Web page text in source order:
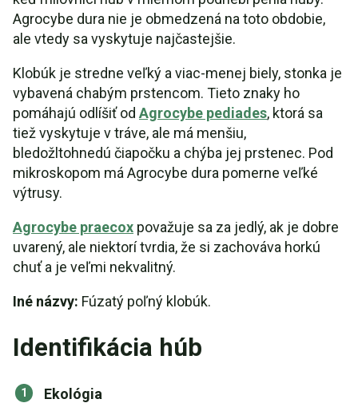
Agrocybe dura nie je obmedzená na toto obdobie,
ale vtedy sa vyskytuje najčastejšie.
Klobúk je stredne veľký a viac-menej biely, stonka je
vybavená chabým prstencom. Tieto znaky ho
pomáhajú odlíšiť od Agrocybe pediades, ktorá sa
tiež vyskytuje v tráve, ale má menšiu,
bledožltohnedú čiapočku a chýba jej prstenec. Pod
mikroskopom má Agrocybe dura pomerne veľké
výtrusy.
Agrocybe praecox považuje sa za jedlý, ak je dobre
uvarený, ale niektorí tvrdia, že si zachováva horkú
chuť a je veľmi nekvalitný.
Iné názvy: Fúzatý poľný klobúk.
Identifikácia húb
Ekológia